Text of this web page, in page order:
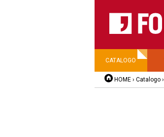
CATALOGO
HOME › Catalogo ›